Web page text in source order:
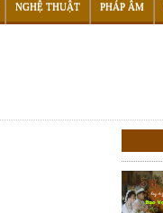
NGHỆ THUẬT PHÁP ÂM